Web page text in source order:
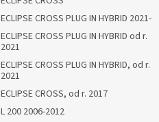
ECLIPSE CROSS PLUG IN HYBRID 2021-
ECLIPSE CROSS PLUG IN HYBRID od r.
2021
ECLIPSE CROSS PLUG IN HYBRID, od r.
2021
ECLIPSE CROSS, od r. 2017
L 200 2006-2012